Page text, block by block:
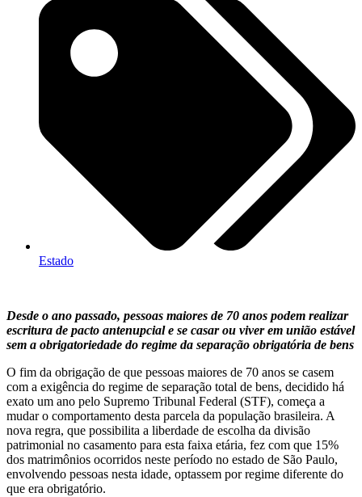
Estado
Desde o ano passado, pessoas maiores de 70 anos podem realizar
escritura de pacto antenupcial e se casar ou viver em união estável
sem a obrigatoriedade do regime da separação obrigatória de bens
O fim da obrigação de que pessoas maiores de 70 anos se casem
com a exigência do regime de separação total de bens, decidido há
exato um ano pelo Supremo Tribunal Federal (STF), começa a
mudar o comportamento desta parcela da população brasileira. A
nova regra, que possibilita a liberdade de escolha da divisão
patrimonial no casamento para esta faixa etária, fez com que 15%
dos matrimônios ocorridos neste período no estado de São Paulo,
envolvendo pessoas nesta idade, optassem por regime diferente do
que era obrigatório.